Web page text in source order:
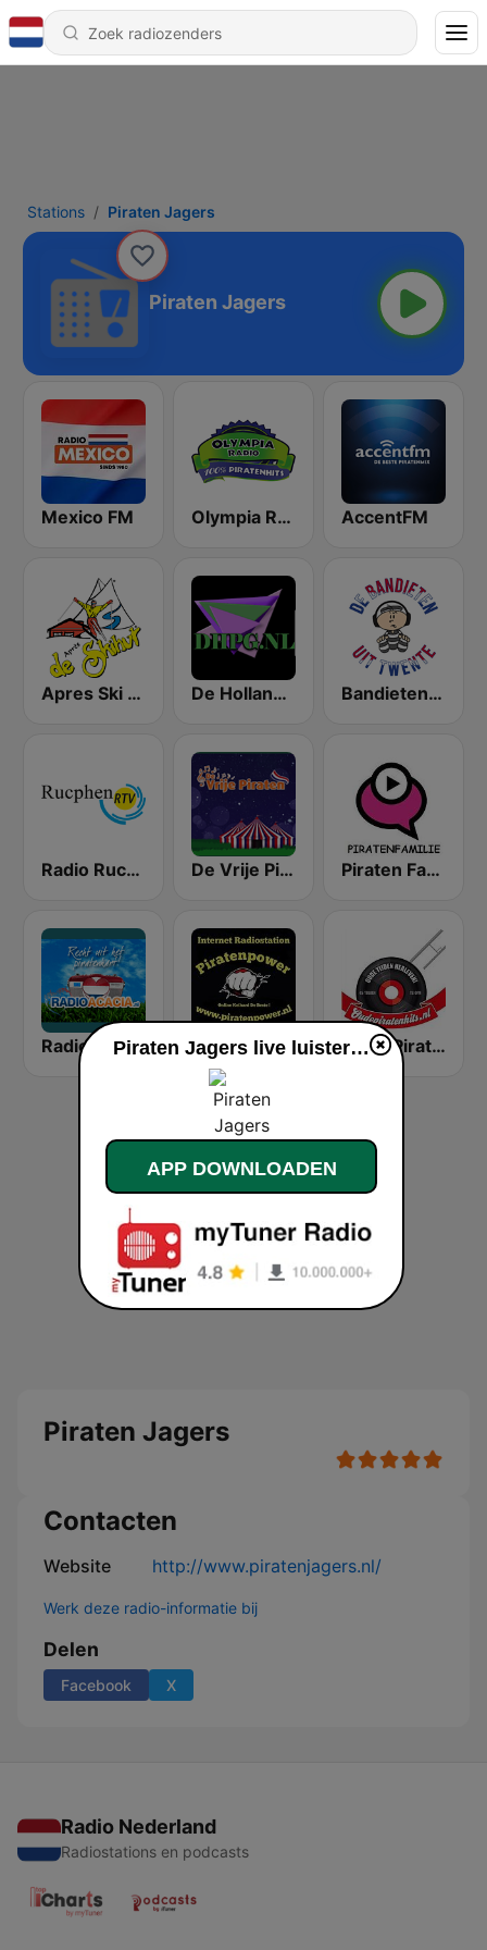
Stations Piraten Jagers
Piraten Jagers
Mexico FM Olympia Radio AccentFM
Apres Ski Radio De Hollandse Piraten Gigant Bandieten uit Twente - Piratenmuziek
Radio Rucphen De Vrije Piraten Piraten Familie
Radio Acacia PiratenPower Oude Piratenhits
Piraten Jagers
Contacten
Website http://www.piratenjagers.nl/
Werk deze radio-informatie bij
Delen
Facebook X
Radio Nederland
Radiostations en podcasts
Piraten Jagers live luisteren
APP DOWNLOADEN